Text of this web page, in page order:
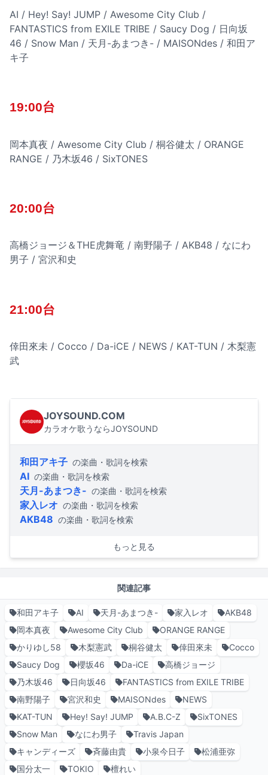
AI / Hey! Say! JUMP / Awesome City Club /
FANTASTICS from EXILE TRIBE / Saucy Dog / 日向坂
46 / Snow Man / 天月-あまつき- / MAISONdes / 和田ア
キ子
19:00台
岡本真夜 / Awesome City Club / 桐谷健太 / ORANGE
RANGE / 乃木坂46 / SixTONES
20:00台
高橋ジョージ＆THE虎舞竜 / 南野陽子 / AKB48 / なにわ
男子 / 宮沢和史
21:00台
倖田來未 / Cocco / Da-iCE / NEWS / KAT-TUN / 木梨憲
武
JOYSOUND.COM
カラオケ歌うならJOYSOUND
和田アキ子 の楽曲・歌詞を検索
AI の楽曲・歌詞を検索
天月-あまつき- の楽曲・歌詞を検索
家入レオ の楽曲・歌詞を検索
AKB48 の楽曲・歌詞を検索
もっと見る
関連記事
和田アキ子 AI 天月-あまつき- 家入レオ
AKB48
岡本真夜
Awesome City Club
ORANGE RANGE
かりゆし58
木梨憲武 桐谷健太 倖田來未
Cocco
Saucy Dog
櫻坂46 Da-iCE
高橋ジョージ
乃木坂46
日向坂46
FANTASTICS from EXILE TRIBE
南野陽子
宮沢和史 MAISONdes
NEWS
KAT-TUN
Hey! Say! JUMP A.B.C-Z
SixTONES
Snow Man
なにわ男子
Travis Japan
キャンディーズ
斉藤由貴 小泉今日子
松浦亜弥
国分太一
TOKIO 檀れい